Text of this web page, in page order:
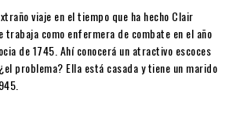
viaje en el tiempo que ha hecho Clair
trabaja como enfermera de combate en el año
de 1745. Ahí conocerá un atractivo escoces
problema? Ella está casada y tiene un marido